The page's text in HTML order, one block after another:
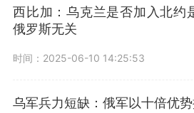
西比加：乌克兰是否加入北约
俄罗斯无关
时间：2025-06-10 14:25:53
乌军兵力短缺：俄军以十倍优